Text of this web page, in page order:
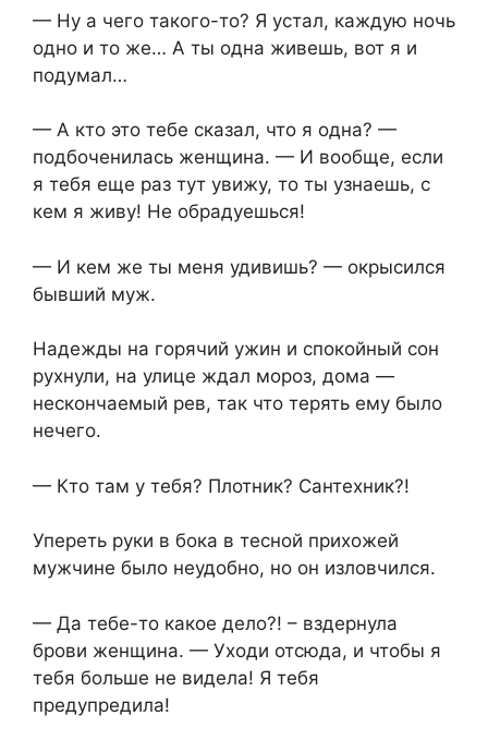
— Ну а чего такого-то? Я устал, каждую ночь
одно и то же… А ты одна живешь, вот я и
подумал…
— А кто это тебе сказал, что я одна? —
подбоченилась женщина. — И вообще, если
я тебя еще раз тут увижу, то ты узнаешь, с
кем я живу! Не обрадуешься!
— И кем же ты меня удивишь? — окрысился
бывший муж.
Надежды на горячий ужин и спокойный сон
рухнули, на улице ждал мороз, дома —
нескончаемый рев, так что терять ему было
нечего.
— Кто там у тебя? Плотник? Сантехник?!
Упереть руки в бока в тесной прихожей
мужчине было неудобно, но он изловчился.
— Да тебе-то какое дело?! – вздернула
брови женщина. — Уходи отсюда, и чтобы я
тебя больше не видела! Я тебя
предупредила!